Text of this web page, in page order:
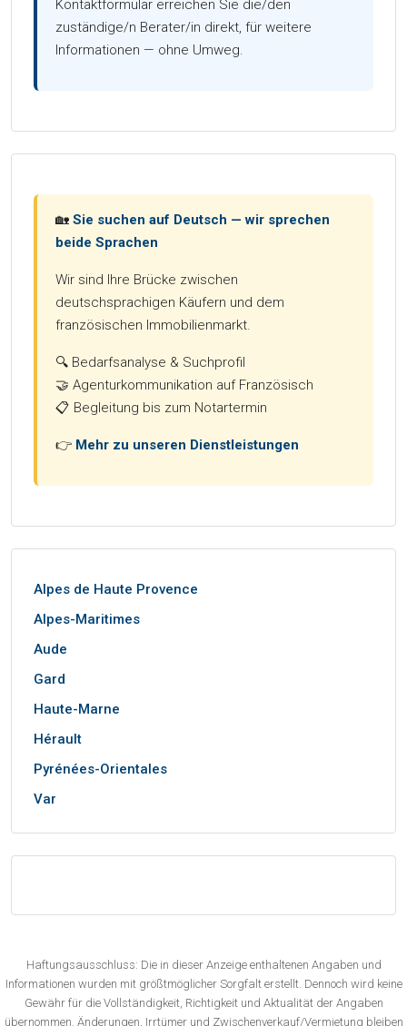
Kontaktformular erreichen Sie die/den
zuständige/n Berater/in direkt, für weitere
Informationen — ohne Umweg.
🏡 Sie suchen auf Deutsch — wir sprechen
beide Sprachen
Wir sind Ihre Brücke zwischen
deutschsprachigen Käufern und dem
französischen Immobilienmarkt.
🔍 Bedarfsanalyse & Suchprofil
🤝 Agenturkommunikation auf Französisch
📋 Begleitung bis zum Notartermin
👉 Mehr zu unseren Dienstleistungen
Alpes de Haute Provence
Alpes-Maritimes
Aude
Gard
Haute-Marne
Hérault
Pyrénées-Orientales
Var
Haftungsausschluss: Die in dieser Anzeige enthaltenen Angaben und
Informationen wurden mit größtmöglicher Sorgfalt erstellt. Dennoch wird keine
Gewähr für die Vollständigkeit, Richtigkeit und Aktualität der Angaben
übernommen. Änderungen, Irrtümer und Zwischenverkauf/Vermietung bleiben